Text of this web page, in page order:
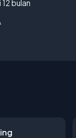
bulan